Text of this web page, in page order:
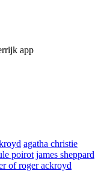
app
agatha christie
poirot james sheppard
of roger ackroyd